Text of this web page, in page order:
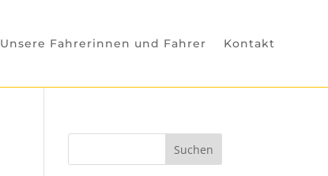
Unsere Fahrerinnen und Fahrer Kontakt